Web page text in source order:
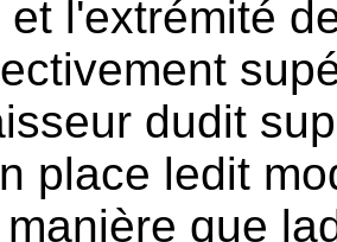
et l'extrémité
dudit
place ledit
que